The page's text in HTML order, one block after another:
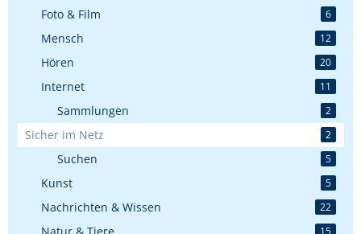
Foto & Film 6
Mensch 12
Hören 20
Internet 11
Sammlungen 2
Sicher im Netz 2
Suchen 5
Kunst 5
Nachrichten & Wissen 22
15